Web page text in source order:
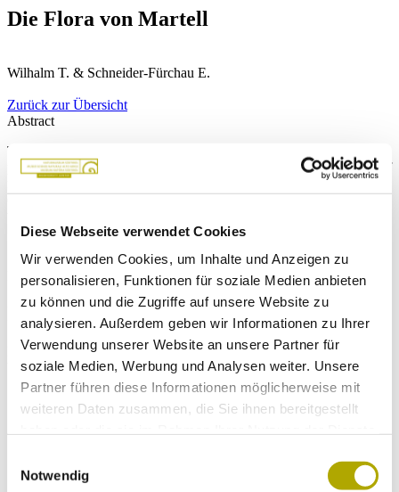
Diese Webseite verwendet Cookies
Wir verwenden Cookies, um Inhalte und Anzeigen zu
personalisieren, Funktionen für soziale Medien anbieten
zu können und die Zugriffe auf unsere Website zu
analysieren. Außerdem geben wir Informationen zu Ihrer
Verwendung unserer Website an unsere Partner für
soziale Medien, Werbung und Analysen weiter. Unsere
Partner führen diese Informationen möglicherweise mit
weiteren Daten zusammen, die Sie ihnen bereitgestellt
Notwendig
Die Flora von Martell
Wilhalm T. & Schneider-Fürchau E.
Zurück zur Übersicht
Abstract
The flora of Martell (Vinschgau Valley, South Tyrol, Italy) is
presented comprehensively providing a complete list of all species of
ferns and flowering plants discovered in the region so far, the history
of flora research, portraits of particular species and a presentation of
Der Schlern Mai/2013
Immer auf dem neuesten Stand
Einmal im Monat versenden wir einen Newsletter mit den aktuellen
Veranstaltungen und besonderen Neuigkeiten.
Neues aus dem Naturmuseum (Infos zu